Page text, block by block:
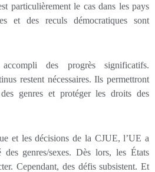
particulièrement le cas dans les pays
et des reculs démocratiques sont
des progrès significatifs.
restent nécessaires. Ils permettront
genres et protéger les droits des
et les décisions de la CJUE, l’UE a
des genres/sexes. Dès lors, les États
Cependant, des défis subsistent. Et